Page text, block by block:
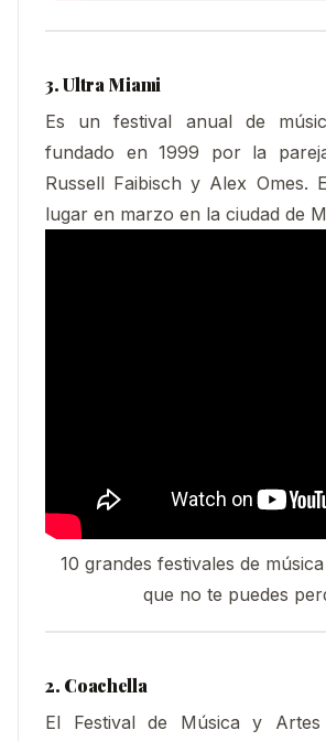
3. Ultra Miami
Es un festival anual de
fundado en 1999 por la
Russell Faibisch y Alex Omes.
lugar en marzo en la ciudad de
10 grandes festivales de
que no te puedes
2. Coachella
El Festival de Música y Artes